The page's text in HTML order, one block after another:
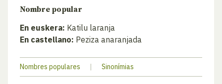
Nombre popular
En euskera: Katilu laranja
En castellano: Peziza anaranjada
Nombres populares | Sinonímias